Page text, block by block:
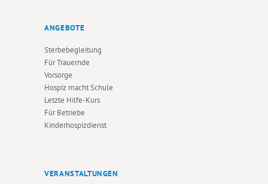
ANGEBOTE
Sterbebegleitung
Für Trauernde
Vorsorge
Hospiz macht Schule
Letzte Hilfe-Kurs
Für Betriebe
Kinderhospizdienst
VERANSTALTUNGEN